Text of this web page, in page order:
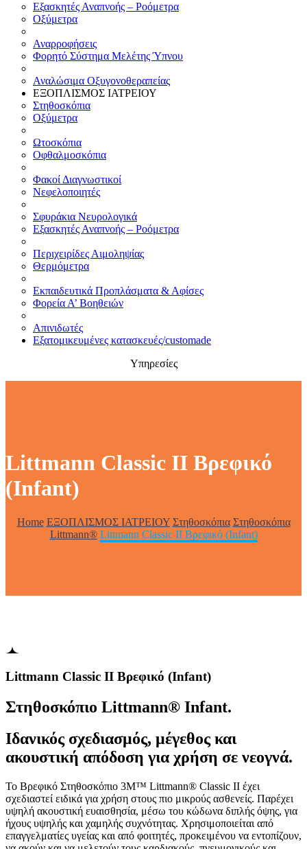
Εξασκητές Αναπνοής – Ροόμετρα
Οξύμετρα
Αναρροφήσεις
Φορητό Σύστημα Μελέτης Ύπνου
Αναλώσιμα Οξυγονοθεραπείας
ΕΞΟΠΛΙΣΜΟΣ ΙΑΤΡΕΙΟΥ
Στηθοσκόπια
Οξύμετρα
Ωτοσκόπια
Οφθαλμοσκόπια
Φακοί Διαγνωστικοί
Νεφελοποιητές
Σφυράκια Νευρολογικά
Εξασκητές Αναπνοής – Ροόμετρα
Περιχειρίδες Αιμοληψίας
Θερμόμετρα
Εκπαιδευτικά Προπλάσματα & Αφίσες
Φορεία Α’ Βοηθειών
Απινιδωτές
Εξατομικευμένες κατασκευές/customade
Υπηρεσίες
Littmann Classic II Βρεφικό
(Infant)
Home ΕΞΟΠΛΙΣΜΟΣ ΙΑΤΡΕΙΟΥ Στηθοσκόπια Στηθοσκόπια
Littmann® Littmann Classic II Βρεφικό (Infant)
Littmann Classic II Βρεφικό (Infant)
Στηθοσκόπιο Littmann® Infant.
Ιδανικός σχεδιασμός, μέγεθος και
ακουστική απόδοση για χρήση σε νεογνά.
Το Βρεφικό Στηθοσκόπιο 3M™ Littmann® Classic II έχει
σχεδιαστεί ειδικά για χρήση στους πιο μικρούς ασθενείς. Παρέχει
υψηλή ακουστική ευαισθησία, μέσω του κώδωνα διπλής όψης, για
ήχους υψηλής και χαμηλής συχνότητας. Χρησιμοποιείται από
επαγγελματίες υγείας και από φοιτητές, προκειμένου να εντοπίζουν,